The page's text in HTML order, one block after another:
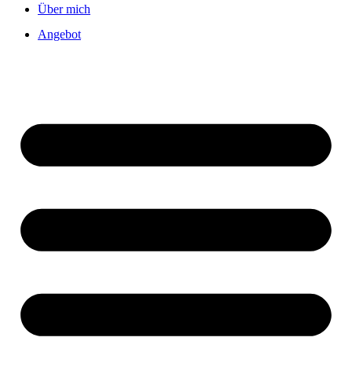
Über mich
Angebot